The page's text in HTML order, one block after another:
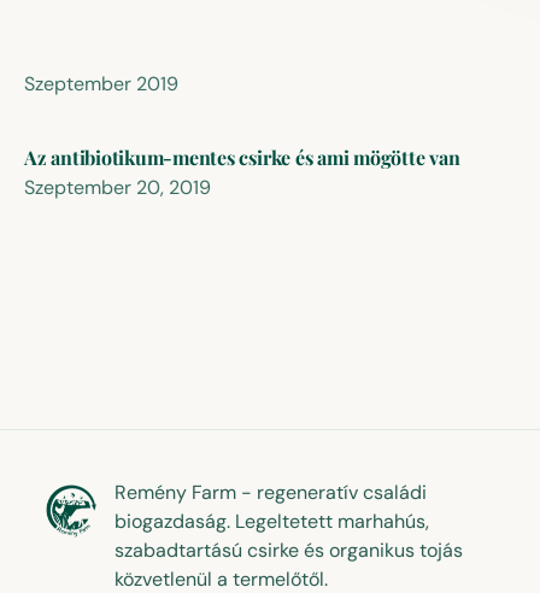
Szeptember 2019
Az antibiotikum-mentes csirke és ami mögötte van
Szeptember 20, 2019
Remény Farm - regeneratív családi
biogazdaság. Legeltetett marhahús,
szabadtartású csirke és organikus tojás
közvetlenül a termelőtől.